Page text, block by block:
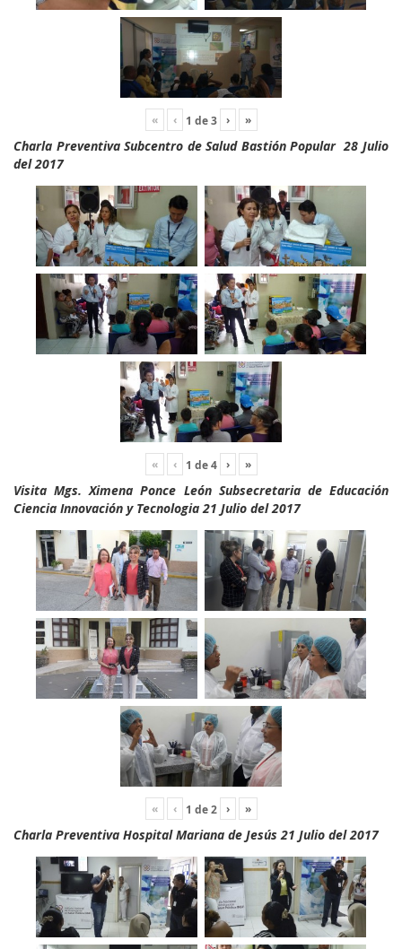
« ‹ 1 de3 › »
Charla Preventiva Subcentro de Salud Bastión Popular 28 Julio
del 2017
« ‹ 1 de4 › »
Visita Mgs. Ximena Ponce León Subsecretaria de Educación
Ciencia Innovación y Tecnologia 21 Julio del 2017
« ‹ 1 de2 › »
Charla Preventiva Hospital Mariana de Jesús 21 Julio del 2017